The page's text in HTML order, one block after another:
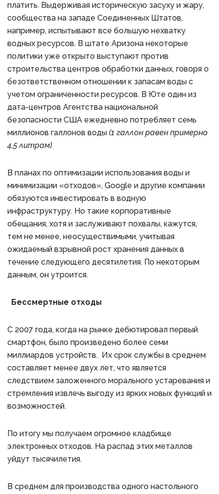
платить. Выдерживая историческую засуху и жару,
сообщества на западе Соединенных Штатов,
например, испытывают все большую нехватку
водных ресурсов. В штате Аризона некоторые
политики уже открыто выступают против
строительства центров обработки данных, говоря о
безответственном отношении к запасам воды с
учетом ограниченности ресурсов. В Юте один из
дата-центров Агентства национальной
безопасности США ежедневно потребляет семь
миллионов галлонов воды (1 галлон равен примерно
4,5 литрам).
В планах по оптимизации использования воды и
минимизации «отходов», Google и другие компании
обязуются инвестировать в водную
инфраструктуру. Но такие корпоративные
обещания, хотя и заслуживают похвалы, кажутся,
тем не менее, неосуществимыми, учитывая
ожидаемый взрывной рост хранения данных в
течение следующего десятилетия. По некоторым
данным, он утроится.
Бессмертные отходы
С 2007 года, когда на рынке дебютировал первый
смартфон, было произведено более семи
миллиардов устройств. Их срок службы в среднем
составляет менее двух лет, что является
следствием заложенного морального устаревания и
стремления извлечь выгоду из ярких новых функций и
возможностей.
По итогу мы получаем огромное кладбище
электронных отходов. На распад этих металлов
уйдут тысячилетия.
В среднем для производства одного настольного